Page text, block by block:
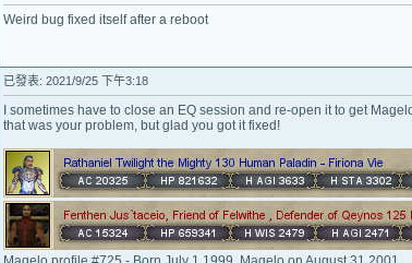
Weird bug fixed itself after a reboot
已發表: 2021/9/25 下午3:18
I sometimes have to close an EQ session and re-open it to get
that was your problem, but glad you got it fixed!